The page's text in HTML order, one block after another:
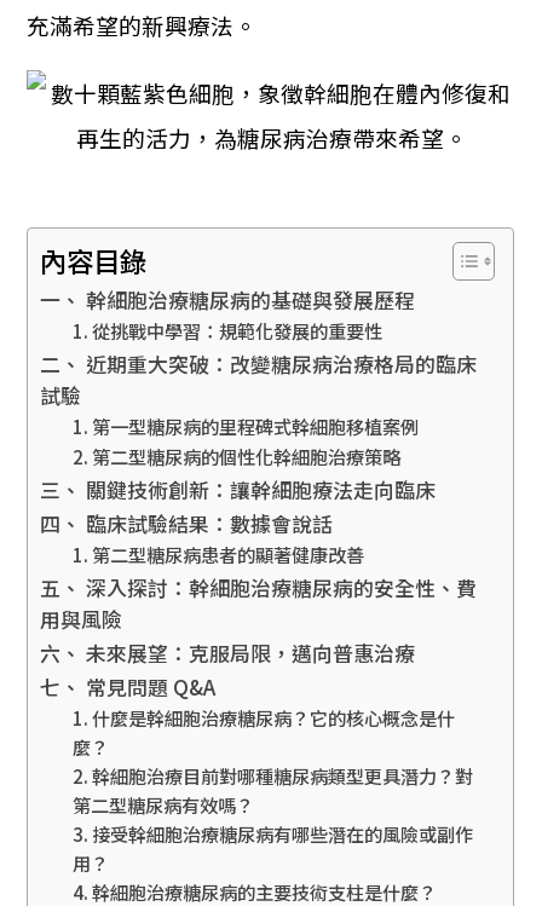
充滿希望的新興療法。
內容目錄
一、 幹細胞治療糖尿病的基礎與發展歷程
1. 從挑戰中學習：規範化發展的重要性
二、 近期重大突破：改變糖尿病治療格局的臨床
試驗
1. 第一型糖尿病的里程碑式幹細胞移植案例
2. 第二型糖尿病的個性化幹細胞治療策略
三、 關鍵技術創新：讓幹細胞療法走向臨床
四、 臨床試驗結果：數據會說話
1. 第二型糖尿病患者的顯著健康改善
五、 深入探討：幹細胞治療糖尿病的安全性、費
用與風險
六、 未來展望：克服局限，邁向普惠治療
七、 常見問題 Q&A
1. 什麼是幹細胞治療糖尿病？它的核心概念是什
麼？
2. 幹細胞治療目前對哪種糖尿病類型更具潛力？對
第二型糖尿病有效嗎？
3. 接受幹細胞治療糖尿病有哪些潛在的風險或副作
用？
4. 幹細胞治療糖尿病的主要技術支柱是什麼？